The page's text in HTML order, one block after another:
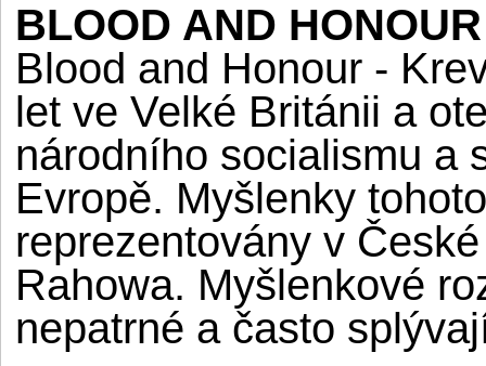
BLOOD AND
Blood and Honour -
let ve Velké Británii a
národního socialismu a
Evropě. Myšlenky
reprezentovány v
Rahowa. Myšlenkové
nepatrné a často